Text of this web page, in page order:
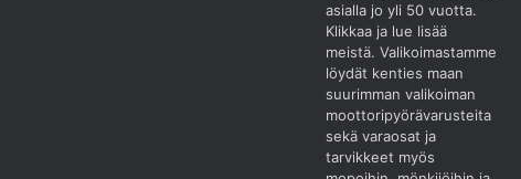
asialla jo yli 50 vuotta.
Klikkaa ja lue lisää
meistä. Valikoimastamme
löydät kenties maan
suurimman valikoiman
moottoripyörävarusteita
sekä varaosat ja
tarvikkeet myös